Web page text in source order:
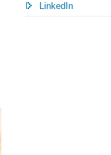
LinkedIn